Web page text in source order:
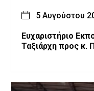
5 Αυγούστου
Ευχαριστήριο
Ταξιάρχη προς κ.